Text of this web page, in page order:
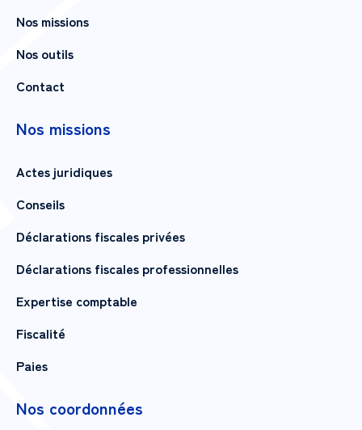
Nos missions
Nos outils
Contact
Nos missions
Actes juridiques
Conseils
Déclarations fiscales privées
Déclarations fiscales professionnelles
Expertise comptable
Fiscalité
Paies
Nos coordonnées